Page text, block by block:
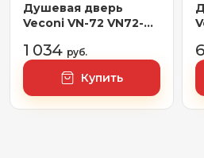
Душевая дверь
Veconi VN-72 VN72-
1 034 руб.
Купить